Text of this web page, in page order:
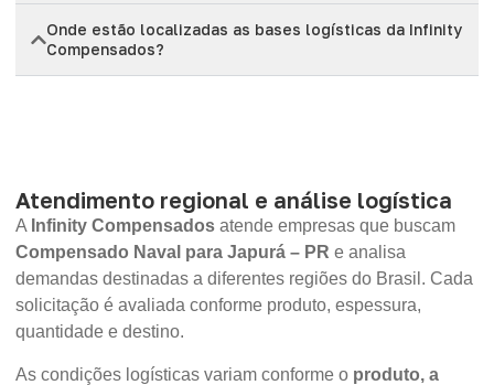
Onde estão localizadas as bases logísticas da Infinity
Compensados?
Atendimento regional e análise logística
A Infinity Compensados atende empresas que buscam
Compensado Naval para Japurá – PR e analisa
demandas destinadas a diferentes regiões do Brasil. Cada
solicitação é avaliada conforme produto, espessura,
quantidade e destino.
As condições logísticas variam conforme o produto, a